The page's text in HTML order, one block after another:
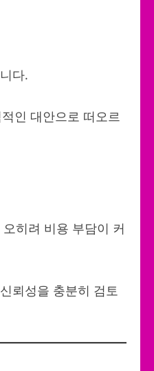
다.
인 대안으로 떠오르
히려 비용 부담이 커
뢰성을 충분히 검토